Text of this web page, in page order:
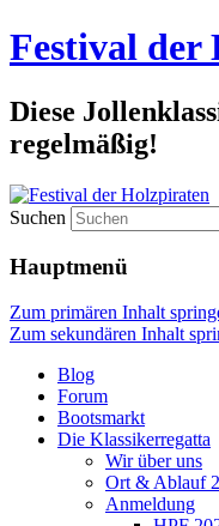
Festival der
Diese
regelmäßig!
Suchen
Hauptmenü
Zum primären Inhalt
Zum sekundären Inhalt
Blog
Forum
Bootsmarkt
Die Klassikerregatta
Wir über uns
Ort & Ablauf
Anmeldung